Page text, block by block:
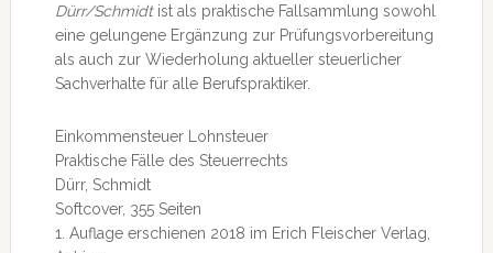
Dürr/Schmidt ist als praktische Fallsammlung sowohl
eine gelungene Ergänzung zur Prüfungsvorbereitung
als auch zur Wiederholung aktueller steuerlicher
Sachverhalte für alle Berufspraktiker.
Einkommensteuer Lohnsteuer
Praktische Fälle des Steuerrechts
Dürr, Schmidt
Softcover, 355 Seiten
1. Auflage erschienen 2018 im Erich Fleischer Verlag,